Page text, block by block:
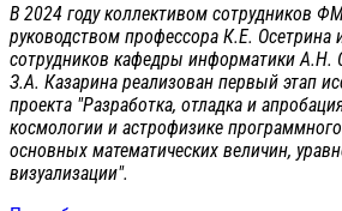
В 2024 году коллективом сотрудников
руководством профессора К.Е. Осетрина
сотрудников кафедры информатики А.Н.
З.А. Казарина реализован первый этап
проекта "Разработка, отладка и
космологии и астрофизике
основных математических величин,
визуализации".